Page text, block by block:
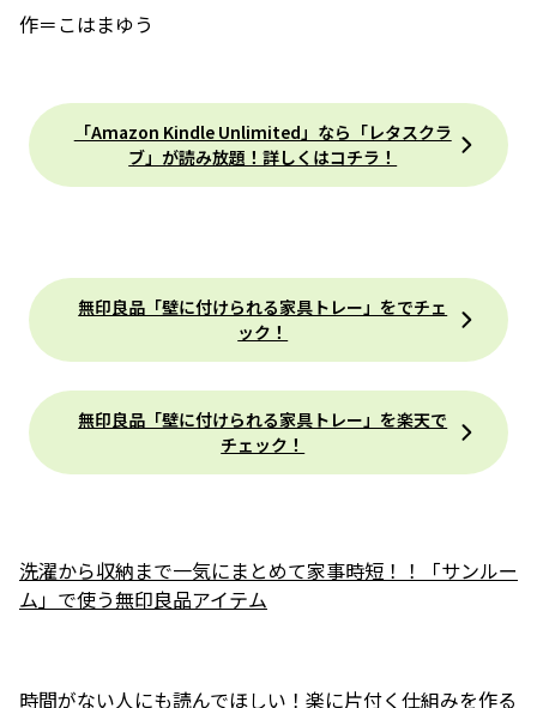
作＝こはまゆう
「Amazon Kindle Unlimited」なら「レタスクラ
ブ」が読み放題！詳しくはコチラ！
無印良品「壁に付けられる家具トレー」をでチェ
ック！
無印良品「壁に付けられる家具トレー」を楽天で
チェック！
洗濯から収納まで一気にまとめて家事時短！！「サンルー
ム」で使う無印良品アイテム
時間がない人にも読んでほしい！楽に片付く仕組みを作る